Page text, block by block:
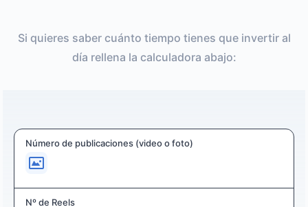
Si quieres saber cuánto tiempo tienes que invertir al
día rellena la calculadora abajo:
Número de publicaciones (video o foto)
Nº de Reels